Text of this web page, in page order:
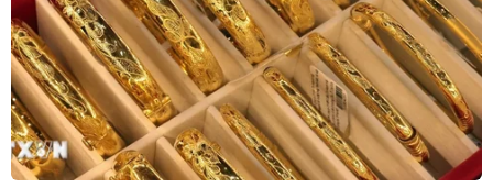
nhanh hội nhập quốc tế, thúc đẩy quá trình hoàn thiện
thể chế kinh tế thị trường một cách nhanh hơn.